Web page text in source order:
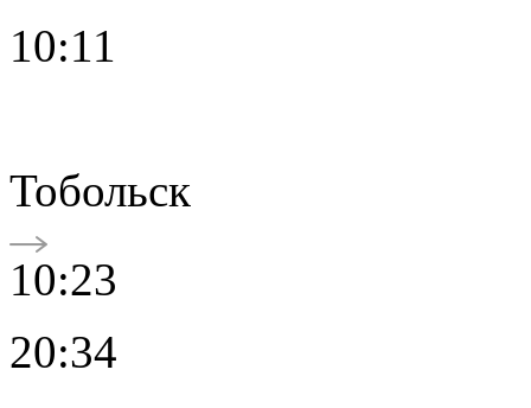
10:11
Тобольск
10:23
20:34